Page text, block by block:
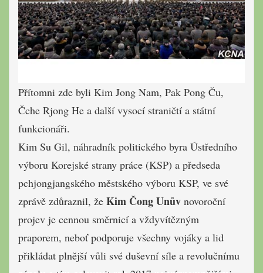
Přítomni zde byli Kim Jong Nam, Pak Pong Ču,
Čche Rjong He a další vysocí straničtí a státní
funkcionáři.
Kim Su Gil, náhradník politického byra Ústředního
výboru Korejské strany práce (KSP) a předseda
pchjongjangského městského výboru KSP, ve své
zprávě zdůraznil, že Kim Čong Unův novoroční
projev je cennou směrnicí a vždyvítězným
praporem, neboť podporuje všechny vojáky a lid
přikládat plnější vůli své duševní síle a revolučnímu